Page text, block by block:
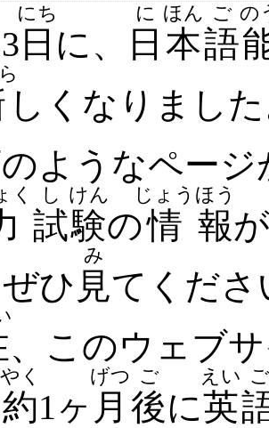
日
にち
に、 日
に
本
ほん
語
ご の
しくなりまし
のようなペー
く
試
し
験
けん
の情
じょう
報
ほう
ひ 見
み
てくださ
、このウェブ
約
やく
1ヶ 月
げつ
後
ご
に英
えい ご